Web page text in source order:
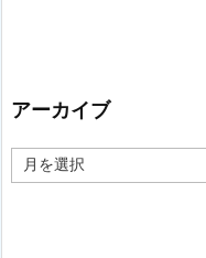
アーカイブ
ー